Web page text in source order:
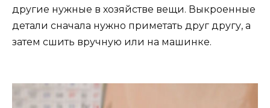
другие нужные в хозяйстве вещи. Выкроенные
детали сначала нужно приметать друг другу, а
затем сшить вручную или на машинке.